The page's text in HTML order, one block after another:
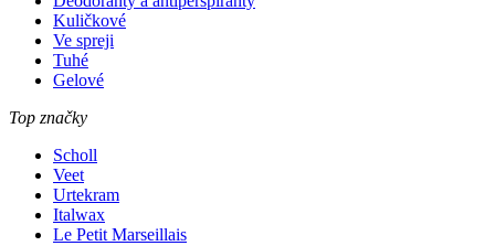
Kuličkové
Ve spreji
Tuhé
Gelové
Top značky
Scholl
Veet
Urtekram
Italwax
Le Petit Marseillais